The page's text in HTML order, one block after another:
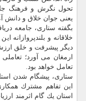
تحول نگرش و فرهنگ
یعنی جوان خلاق و دانش
بگفته ستاری، جامعه
خلاقانه و بلندپروازانه
دیگر پیشرفت و خلق
ارمغان می آورد؛
تعامل خواهد بود.
ستاری، پیشگام شدن
این تفاهم مشترك
استان یك گام اثرمند